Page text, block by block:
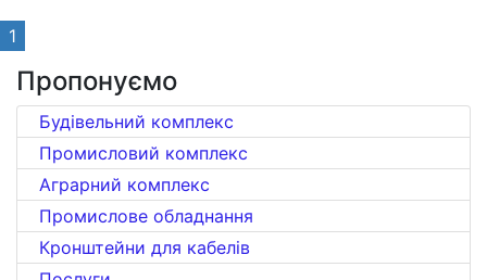
1
Пропонуємо
Будівельний комплекс
Промисловий комплекс
Аграрний комплекс
Промислове обладнання
Кронштейни для кабелів